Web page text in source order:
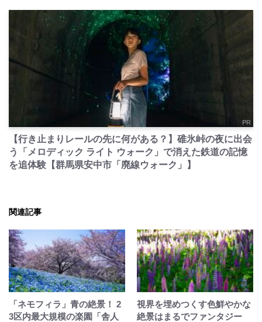
PR
【行き止まりレールの先に何がある？】碓氷峠の夜に出会
う「メロディック ライト ウォーク」で消えた鉄道の記憶
を追体験【群馬県安中市「廃線ウォーク」】
関連記事
「ネモフィラ」青の絶景！ 2
3区内最大規模の楽園「舎人
視界を埋めつくす色鮮やかな
絶景はまるでファンタジー